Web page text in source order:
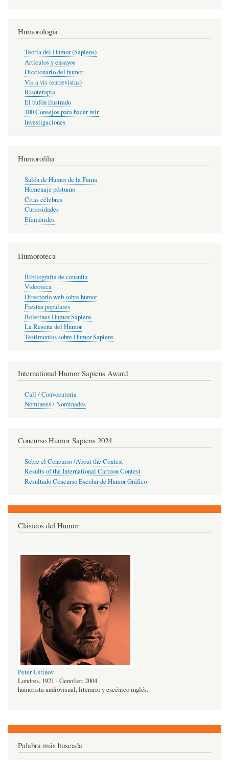
Humorología
Teoría del Humor (Sapiens)
Artículos y ensayos
Diccionario del humor
Vis a vis (entrevistas)
Risoterapia
El bufón ilustrado
100 Consejos para hacer reír
Investigaciones
Humorofilia
Salón de Humor de la Fama
Homenaje póstumo
Citas célebres
Curiosidades
Efemérides
Humoroteca
Bibliografía de consulta
Videoteca
Directorio web sobre humor
Fiestas populares
Boletines Humor Sapiens
La Reseña del Humor
Testimonios sobre Humor Sapiens
International Humor Sapiens Award
Call / Convocatoria
Nominees / Nominados
Concurso Humor Sapiens 2024
Sobre el Concurso /About the Contest
Results of the International Cartoon Contest
Resultado Concurso Escolar de Humor Gráfico
Clásicos del Humor
Peter Ustinov
Londres, 1921 - Genolier, 2004
humorista audiovisual, literario y escénico inglés.
Palabra más buscada